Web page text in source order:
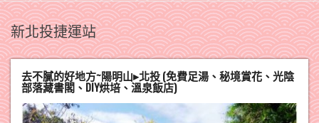
新北投捷運站
去不膩的好地方~陽明山▸北投 (免費足湯、秘境賞花、光陰
部落藏書閣、DIY烘培、溫泉飯店)